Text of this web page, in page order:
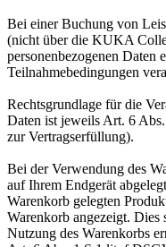
Bei einer Buchung von
(nicht über die KUKA
personenbezogenen Daten
Teilnahmebedingungen
Rechtsgrundlage für die
Daten ist jeweils Art. 6
zur Vertragserfüllung).
Bei der Verwendung des
auf Ihrem Endgerät
Warenkorb gelegten
Warenkorb angezeigt.
Nutzung des Warenkorbs